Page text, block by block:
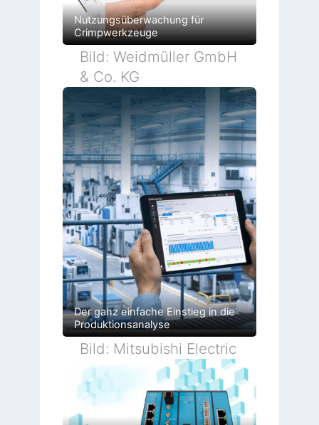
Nutzungsüberwachung für
Crimpwerkzeuge
Bild: Weidmüller GmbH
& Co. KG
Der ganz einfache Einstieg in die
Produktionsanalyse
Bild: Mitsubishi Electric